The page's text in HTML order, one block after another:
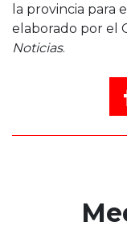
la provincia para
elaborado por el
Noticias.